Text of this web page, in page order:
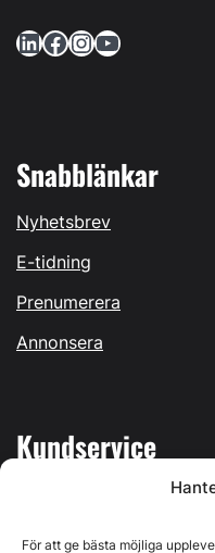
För att ge bästa möjliga
LinkedIn Facebook InstagramYouTube
Snabblänkar
Nyhetsbrev
E-tidning
Prenumerera
Annonsera
Kundservice
Kontakta oss